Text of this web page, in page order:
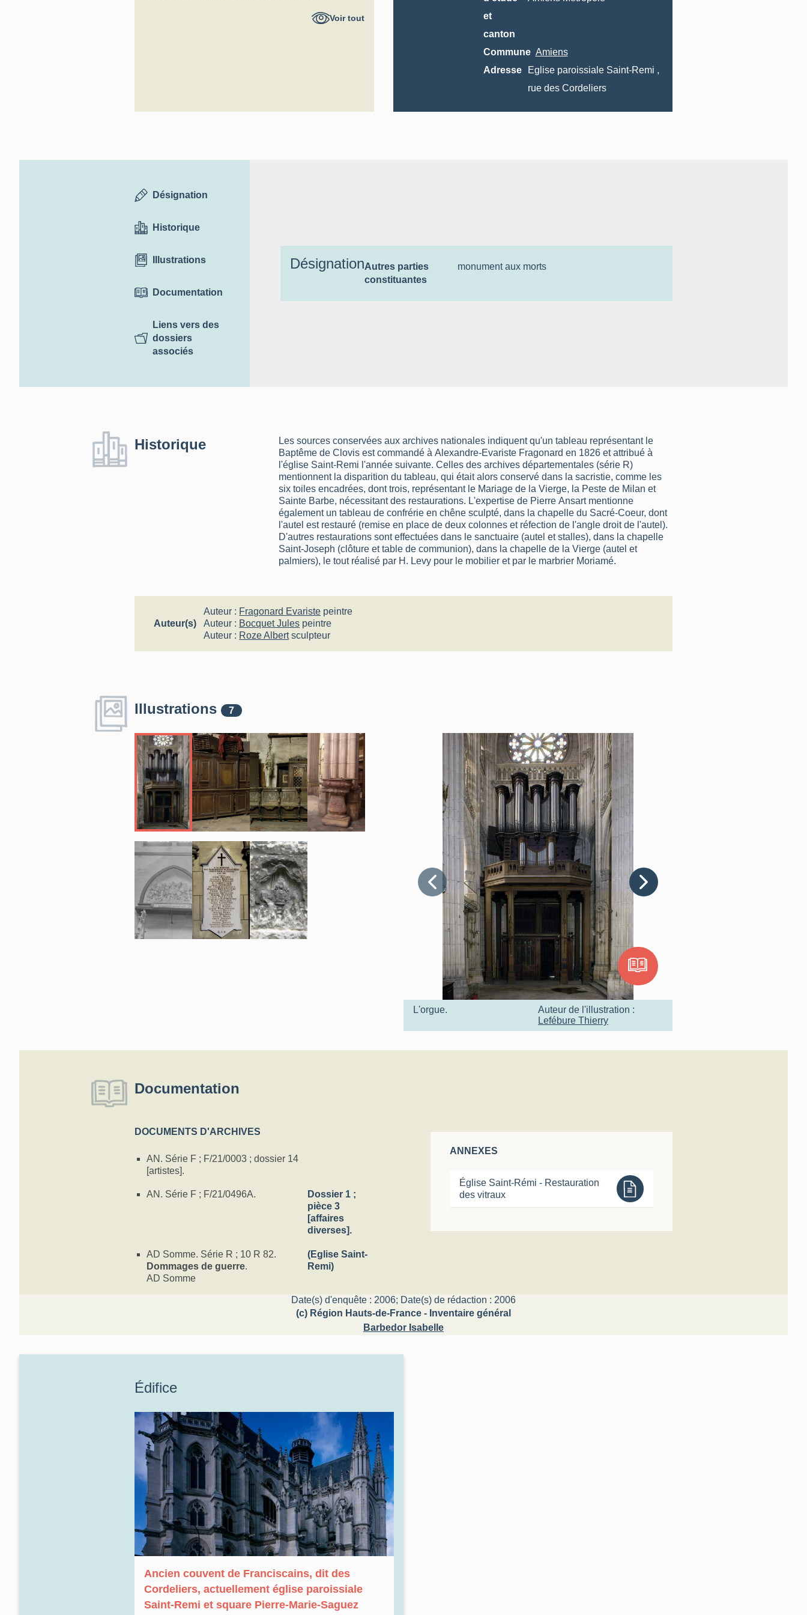
Voir tout
et
canton
Commune Amiens
Adresse
Eglise paroissiale Saint-Remi ,
rue des Cordeliers
Désignation
Historique
Illustrations
Documentation
Liens vers des
dossiers
associés
DésignationAutres parties
constituantes
monument aux morts
Historique
Les sources conservées aux archives nationales indiquent qu'un tableau représentant le
Baptême de Clovis est commandé à Alexandre-Evariste Fragonard en 1826 et attribué à
l'église Saint-Remi l'année suivante. Celles des archives départementales (série R)
mentionnent la disparition du tableau, qui était alors conservé dans la sacristie, comme les
six toiles encadrées, dont trois, représentant le Mariage de la Vierge, la Peste de Milan et
Sainte Barbe, nécessitant des restaurations. L'expertise de Pierre Ansart mentionne
également un tableau de confrérie en chêne sculpté, dans la chapelle du Sacré-Coeur, dont
l'autel est restauré (remise en place de deux colonnes et réfection de l'angle droit de l'autel).
D'autres restaurations sont effectuées dans le sanctuaire (autel et stalles), dans la chapelle
Saint-Joseph (clôture et table de communion), dans la chapelle de la Vierge (autel et
palmiers), le tout réalisé par H. Levy pour le mobilier et par le marbrier Moriamé.
Auteur(s)
Auteur : Fragonard Evariste peintre
Auteur : Bocquet Jules peintre
Auteur : Roze Albert sculpteur
Illustrations 7
L'orgue.
Auteur de l'illustration :
Lefébure Thierry
Documentation
DOCUMENTS D'ARCHIVES
AN. Série F ; F/21/0003 ; dossier 14
[artistes].
AN. Série F ; F/21/0496A.
Dossier 1 ;
pièce 3
[affaires
diverses].
AD Somme. Série R ; 10 R 82.
Dommages de guerre.
AD Somme
(Eglise Saint-
Remi)
ANNEXES
Église Saint-Rémi - Restauration
des vitraux
Date(s) d'enquête : 2006; Date(s) de rédaction : 2006
(c) Région Hauts-de-France - Inventaire général
Barbedor Isabelle
Édifice
Ancien couvent de Franciscains, dit des
Cordeliers, actuellement église paroissiale
Saint-Remi et square Pierre-Marie-Saguez